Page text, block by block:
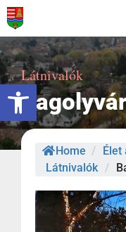
Eszköztár megnyitása
Kihagyás
Látnivalók
Home / Élet
Látnivalók /